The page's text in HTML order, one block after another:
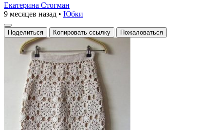
Екатерина Стогман
9 месяцев назад • Юбки
Поделиться Копировать ссылку Пожаловаться